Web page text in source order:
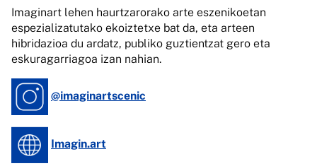
Imaginart lehen haurtzarorako arte eszenikoetan
espezializatutako ekoiztetxe bat da, eta arteen
hibridazioa du ardatz, publiko guztientzat gero eta
eskuragarriagoa izan nahian.
@imaginartscenic
Imagin.art